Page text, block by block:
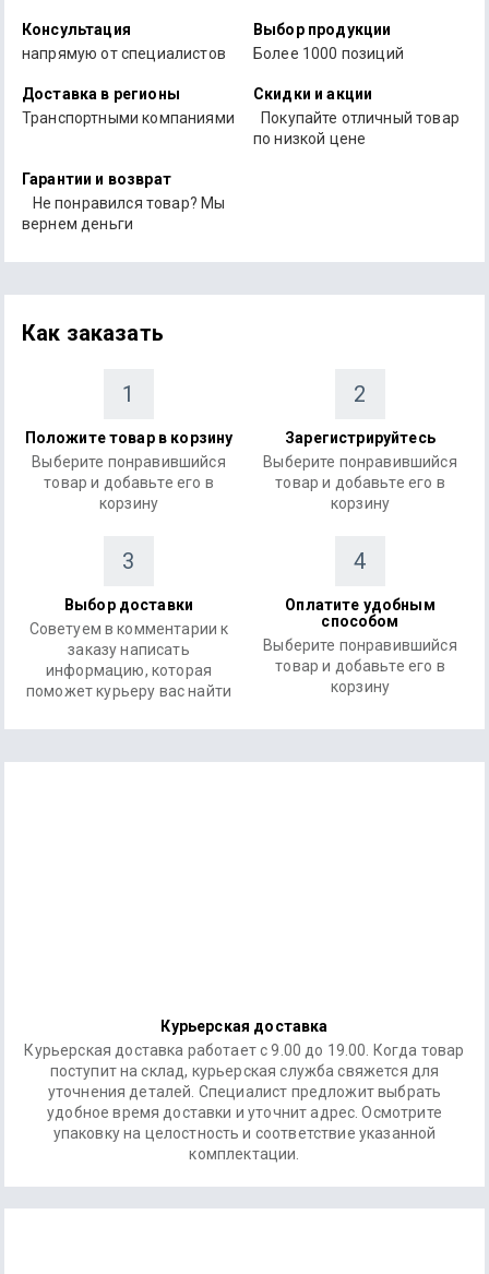
Консультация
напрямую от специалистов
Выбор продукции
Более 1000 позиций
Доставка в регионы
Транспортными компаниями
Скидки и акции
Покупайте отличный товар
по низкой цене
Гарантии и возврат
Не понравился товар? Мы
вернем деньги
Как заказать
1
Положите товар в корзину
Выберите понравившийся
товар и добавьте его в
корзину
2
Зарегистрируйтесь
Выберите понравившийся
товар и добавьте его в
корзину
3
Выбор доставки
Советуем в комментарии к
заказу написать
информацию, которая
поможет курьеру вас найти
4
Оплатите удобным
способом
Выберите понравившийся
товар и добавьте его в
корзину
Курьерская доставка
Курьерская доставка работает с 9.00 до 19.00. Когда товар
поступит на склад, курьерская служба свяжется для
уточнения деталей. Специалист предложит выбрать
удобное время доставки и уточнит адрес. Осмотрите
упаковку на целостность и соответствие указанной
комплектации.